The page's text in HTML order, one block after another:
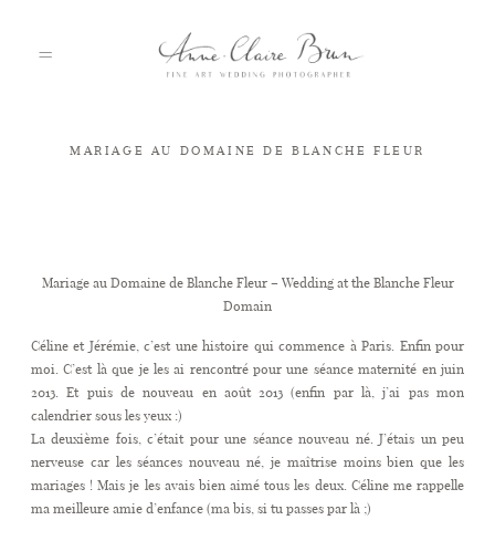
INFO
BLOG
MARIAGE AU DOMAINE DE BLANCHE FLEUR
Mariage au Domaine de Blanche Fleur – Wedding at the Blanche Fleur
Domain
Céline et Jérémie, c’est une histoire qui commence à Paris. Enfin pour
moi. C’est là que je les ai rencontré pour une séance maternité en juin
2013. Et puis de nouveau en août 2013 (enfin par là, j’ai pas mon
calendrier sous les yeux :)
La deuxième fois, c’était pour une séance nouveau né. J’étais un peu
nerveuse car les séances nouveau né, je maîtrise moins bien que les
mariages ! Mais je les avais bien aimé tous les deux. Céline me rappelle
ma meilleure amie d’enfance (ma bis, si tu passes par là ;)